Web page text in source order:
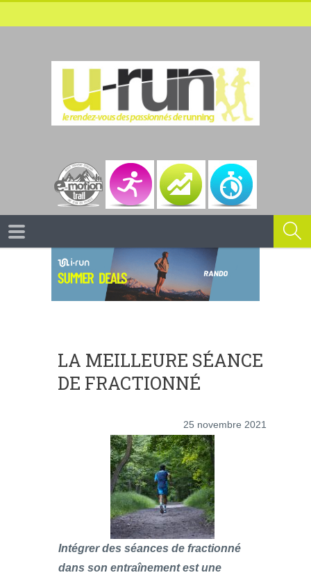
LA MEILLEURE SÉANCE
DE FRACTIONNÉ
25 novembre 2021
Intégrer des séances de fractionné
dans son entraînement est une